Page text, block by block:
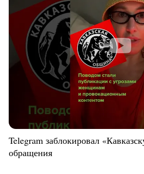
Telegram заблокировал
обращения